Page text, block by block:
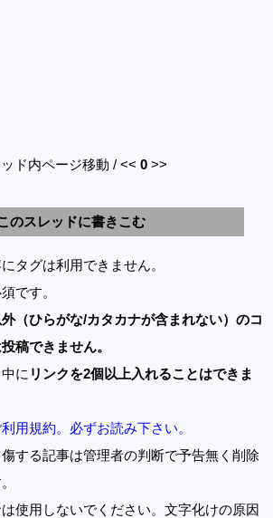
ド内ページ移動 / << 0 >>
のスレッドに書きこむ
タグは利用できません。
です。
外（ひらがな/カタカナが含まれない）のコ
稿できません。
に リンクを2個以上入れることはできま
用規約。必ずお読み下さい。
する記事は管理者の判断で予告無く削除
使用しないでください。文字化けの原因